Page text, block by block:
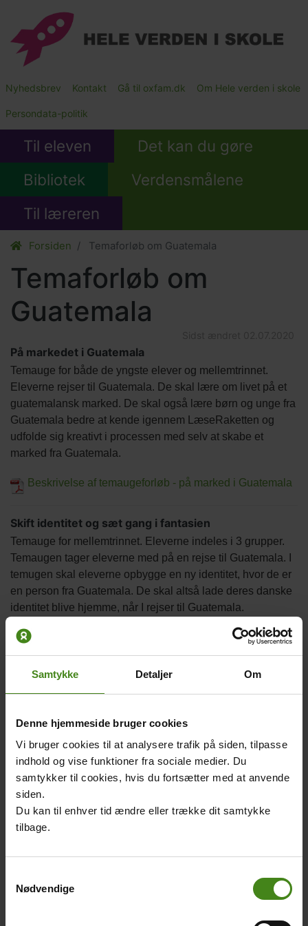
Samtykke Detaljer Om
Denne hjemmeside bruger cookies
Vi bruger cookies til at analysere trafik på siden, tilpasse
indhold og vise funktioner fra sociale medier. Du
samtykker til cookies, hvis du fortsætter med at anvende
siden.
Du kan til enhver tid ændre eller trække dit samtykke
tilbage.
Nødvendige
hovedindhold
Main
Submenu
Nyhedsbrev Kontakt Gå til oxfam.dk Om Hele verden i skole
Persondata-politik
Til eleven
Det kan du gøre
Bibliotek
Verdensmålene
Til læreren
Forsiden Temaforløb om Guatemala
Temaforløb om
Guatemala
På markedet i Guatemala
Temauge for både de yngste elever og mellemtrinnet.
Eleverne rejser til Guatemala. De skal lære om livet på et
guatemalansk marked. De skal også lære børn og unge fra
Guatemala bedre at kende igennem LæseRaketten og
udfolde sig kreativt i processen med selv at skabe et
marked fra Guatemala.
Beskrivelse af temaugeforløb - på marked i Guatemala
Skift identitet og sæt gang i fantasien
Temauge for mellemtrinnet. Eleverne indeles i 3 grupper.
Temaugen tager eleverne med på en rejse til Guatemala. I
temugen skal eleverne opbygge en ny identitet, hvor de er
en person fra Guatemala. De skal altså lade deres danske
identitet blive hjemme, når I rejser til Guatemala.
Beskrivelse af temaugeforløb - storyline
Medieproduktioner om ulighed
Temauge for de ældste klasser. Eleverne arbejder på at
medieproduktioner. Eleverne kan producere en avis, lave
vox-pop, en oplysningskampagne og/eller bruge nogle af
de formidlingsværktøjer, der findes i SkoleTube. Temaugen
tillader eleverne at fordybe sig i Guatemala og begrebet
ulighed ud fra forskellige faglige vinkler.
Temaugeforløb - Medieproduktioner om ulighed
Ulighedsrapport